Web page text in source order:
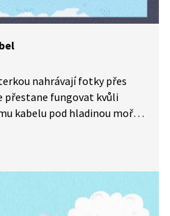
nahrávají fotky přes
fungovat kvůli
kabelu pod hladinou moře.
Pod hladinou.